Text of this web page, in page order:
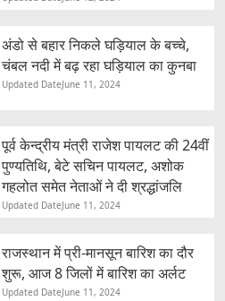
अंडो से बहार निकले घड़ियाल के बच्चे,
चंबल नदी में बढ़ रहा घड़ियाल का कुनबा
Updated DateJune 11, 2024
पूर्व केन्द्रीय मंत्री राजेश पायलट की 24वीं
पुण्यतिथि, बेटे सचिन पायलट, अशोक
गहलोत समेत नेताओं ने दी श्रद्धांजलि
Updated DateJune 11, 2024
राजस्थान में प्री-मानसून बारिश का दौर
शुरू, आज 8 जिलों में बारिश का अर्लट
Updated DateJune 11, 2024